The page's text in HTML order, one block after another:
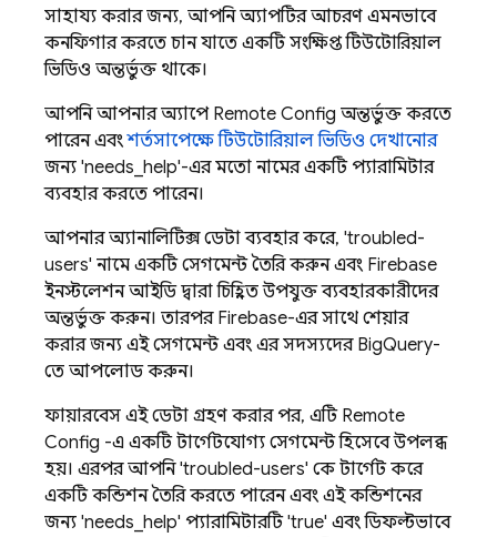
সাহায্য করার জন্য, আপনি অ্যাপটির আচরণ এমনভাবে
কনফিগার করতে চান যাতে একটি সংক্ষিপ্ত টিউটোরিয়াল
ভিডিও অন্তর্ভুক্ত থাকে।
আপনি আপনার অ্যাপে Remote Config অন্তর্ভুক্ত করতে
পারেন এবংশর্তসাপেক্ষে টিউটোরিয়াল ভিডিও দেখানোর
জন্য 'needs_help'-এর মতো নামের একটি প্যারামিটার
ব্যবহার করতে পারেন।
আপনার অ্যানালিটিক্স ডেটা ব্যবহার করে, 'troubled-
users' নামে একটি সেগমেন্ট তৈরি করুন এবং Firebase
ইনস্টলেশন আইডি দ্বারা চিহ্নিত উপযুক্ত ব্যবহারকারীদের
অন্তর্ভুক্ত করুন। তারপর Firebase-এর সাথে শেয়ার
করার জন্য এই সেগমেন্ট এবং এর সদস্যদের BigQuery-
তে আপলোড করুন।
ফায়ারবেস এই ডেটা গ্রহণ করার পর, এটি Remote
Config -এ একটি টার্গেটযোগ্য সেগমেন্ট হিসেবে উপলব্ধ
হয়। এরপর আপনি 'troubled-users' কে টার্গেট করে
একটি কন্ডিশন তৈরি করতে পারেন এবং এই কন্ডিশনের
জন্য 'needs_help' প্যারামিটারটি 'true' এবং ডিফল্টভাবে